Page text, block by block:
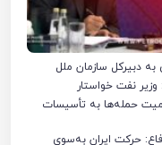
به دبیرکل سازمان ملل
نفت خواستار
حمله‌ها به تأسیسات
حرکت ایران به‌سوی